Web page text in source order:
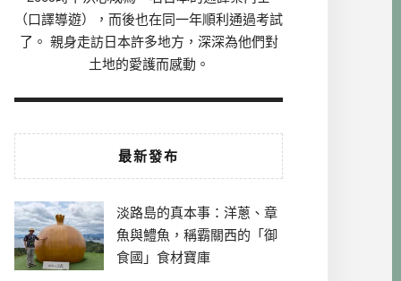
（口譯導遊），而後也在同一年順利通過考試
了。 親身走訪日本許多地方，深深為他們對
土地的愛護而感動。
最新發布
淡路島的真本事：洋蔥、章
魚與鱧魚，稱霸關西的「御
食國」食材寶庫